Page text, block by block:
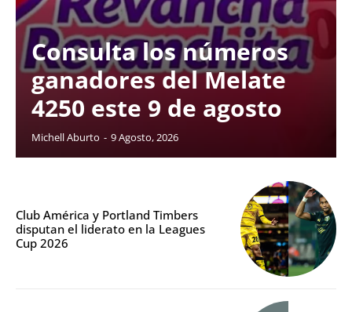
Consulta los números
ganadores del Melate
4250 este 9 de agosto
Michell Aburto - 9 Agosto, 2026
Club América y Portland Timbers
disputan el liderato en la Leagues
Cup 2026